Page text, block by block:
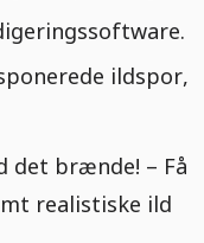
ildspor,
det brænde! – Få
realistiske ild